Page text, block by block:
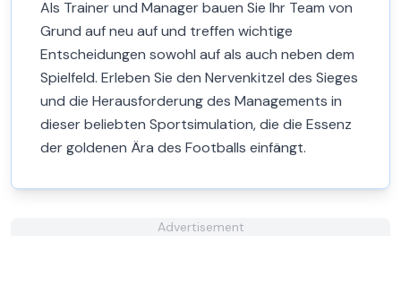
Als Trainer und Manager bauen Sie Ihr Team von
Grund auf neu auf und treffen wichtige
Entscheidungen sowohl auf als auch neben dem
Spielfeld. Erleben Sie den Nervenkitzel des Sieges
und die Herausforderung des Managements in
dieser beliebten Sportsimulation, die die Essenz
der goldenen Ära des Footballs einfängt.
Advertisement